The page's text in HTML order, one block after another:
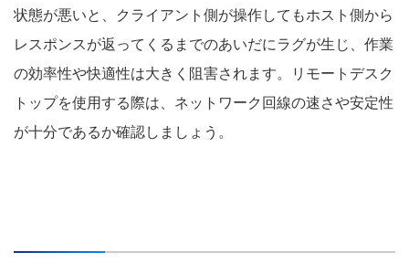
状態が悪いと、クライアント側が操作してもホスト側から
レスポンスが返ってくるまでのあいだにラグが生じ、作業
の効率性や快適性は大きく阻害されます。リモートデスク
トップを使用する際は、ネットワーク回線の速さや安定性
が十分であるか確認しましょう。